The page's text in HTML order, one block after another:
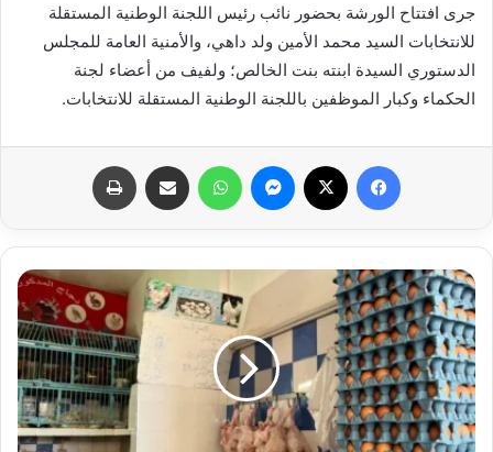
‏‎جرى افتتاح الورشة بحضور نائب رئيس اللجنة الوطنية المستقلة
للانتخابات السيد محمد الأمين ولد داهي، والأمنية العامة للمجلس
الدستوري السيدة ابنته بنت الخالص؛ ولفيف من أعضاء لجنة
الحكماء وكبار الموظفين باللجنة الوطنية المستقلة للانتخابات.
فيسبوك ماسنجر واتساب مشاركة عبر البريد